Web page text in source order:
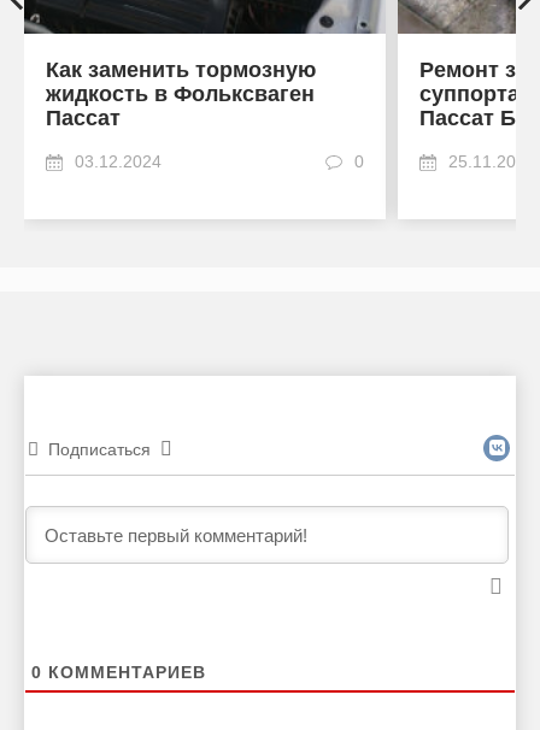
Как заменить тормозную
жидкость в Фольксваген
Пассат
03.12.2024 0
Ремонт
суппорта
Пассат Б6»
25.11.2024
Подписаться
0 КОММЕНТАРИЕВ